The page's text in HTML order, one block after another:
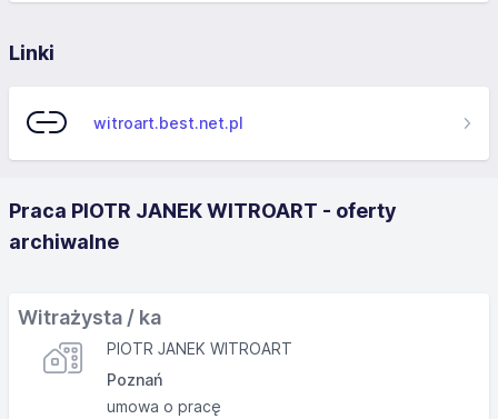
Linki
witroart.best.net.pl
Praca PIOTR JANEK WITROART - oferty
archiwalne
Witrażysta / ka
PIOTR JANEK WITROART
Poznań
umowa o pracę